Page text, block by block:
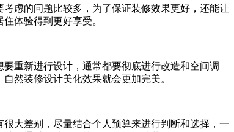
虑的问题比较多，为了保证装修效果更好，还能让
体验得到更好享受。
重新进行设计，通常都要彻底进行改造和空间调
然装修设计美化效果就会更加完美。
大差别，尽量结合个人预算来进行判断和选择，一